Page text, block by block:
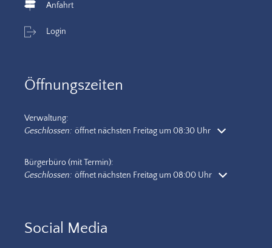
Anfahrt
Login
Öffnungszeiten
Verwaltung:
Klicken, um weitere Öffnungs- oder Schließzeiten auszublenden
Geschlossen: öffnet nächsten Freitag um 08:30 Uhr
Bürgerbüro (mit Termin):
Klicken, um weitere Öffnungs- oder Schließzeiten auszublenden
Geschlossen: öffnet nächsten Freitag um 08:00 Uhr
Social Media